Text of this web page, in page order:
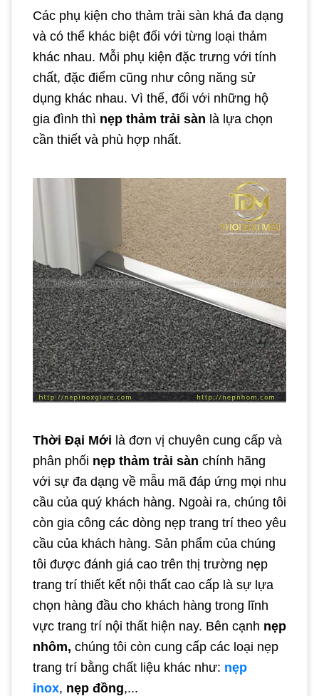
Các phụ kiện cho thảm trải sàn khá đa dạng
và có thể khác biệt đối với từng loại thảm
khác nhau. Mỗi phụ kiện đặc trưng với tính
chất, đặc điểm cũng như công năng sử
dụng khác nhau. Vì thế, đối với những hộ
gia đình thì nẹp thảm trải sàn là lựa chọn
cần thiết và phù hợp nhất.
Thời Đại Mới là đơn vị chuyên cung cấp và
phân phối nẹp thảm trải sàn chính hãng
với sự đa dạng về mẫu mã đáp ứng mọi nhu
cầu của quý khách hàng. Ngoài ra, chúng tôi
còn gia công các dòng nẹp trang trí theo yêu
cầu của khách hàng. Sản phẩm của chúng
tôi được đánh giá cao trên thị trường nẹp
trang trí thiết kết nội thất cao cấp là sự lựa
chọn hàng đầu cho khách hàng trong lĩnh
vực trang trí nội thất hiện nay. Bên cạnh nẹp
nhôm, chúng tôi còn cung cấp các loại nẹp
trang trí bằng chất liệu khác như: nẹp
inox, nẹp đồng,...